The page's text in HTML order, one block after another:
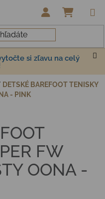
si zľavu na celý
DETSKÉ BAREFOOT TENISKY
- PINK
FW
OONA -